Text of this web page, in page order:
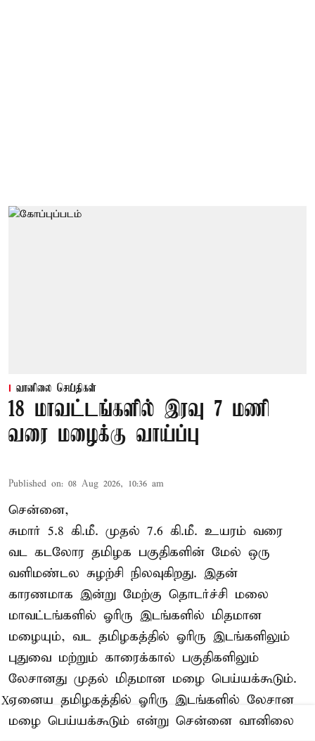
வானிலை செய்திகள்
18 மாவட்டங்களில் இரவு 7 மணி
வரை மழைக்கு வாய்ப்பு
Published on: 08 Aug 2026, 10:36 am
சென்னை,
சுமார் 5.8 கி.மீ. முதல் 7.6 கி.மீ. உயரம் வரை
வட கடலோர தமிழக பகுதிகளின் மேல் ஒரு
வளிமண்டல சுழற்சி நிலவுகிறது. இதன்
காரணமாக இன்று மேற்கு தொடர்ச்சி மலை
மாவட்டங்களில் ஓரிரு இடங்களில் மிதமான
மழையும், வட தமிழகத்தில் ஓரிரு இடங்களிலும்
புதுவை மற்றும் காரைக்கால் பகுதிகளிலும்
லேசானது முதல் மிதமான மழை பெய்யக்கூடும்.
ஏனைய தமிழகத்தில் ஓரிரு இடங்களில் லேசான
மழை பெய்யக்கூடும் என்று சென்னை வானிலை
X